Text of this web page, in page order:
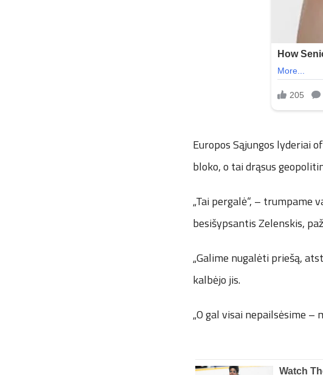
Europos Sąjungos lyderiai
bloko, o tai drąsus
„Tai pergalė“, – trumpame
besišypsantis Zelenskis,
„Galime nugalėti priešą,
kalbėjo jis.
„O gal visai nepailsėsime –